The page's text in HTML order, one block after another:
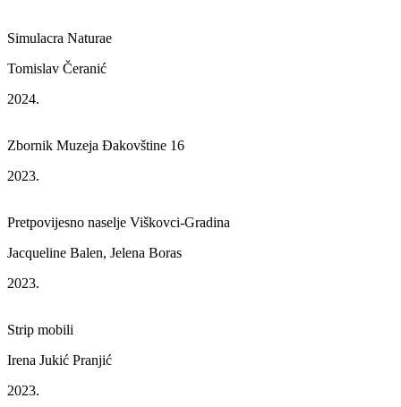
Simulacra Naturae
Tomislav Čeranić
2024.
Zbornik Muzeja Đakovštine 16
2023.
Pretpovijesno naselje Viškovci-Gradina
Jacqueline Balen, Jelena Boras
2023.
Strip mobili
Irena Jukić Pranjić
2023.